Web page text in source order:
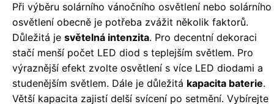
Při výběru solárního vánočního osvětlení nebo solárního
osvětlení obecně je potřeba zvážit několik faktorů.
Důležitá je světelná intenzita. Pro decentní dekoraci
stačí menší počet LED diod s teplejším světlem. Pro
výraznější efekt zvolte osvětlení s více LED diodami a
studenějším světlem. Dále je důležitá kapacita baterie.
Větší kapacita zajistí delší svícení po setmění. Vybírejte